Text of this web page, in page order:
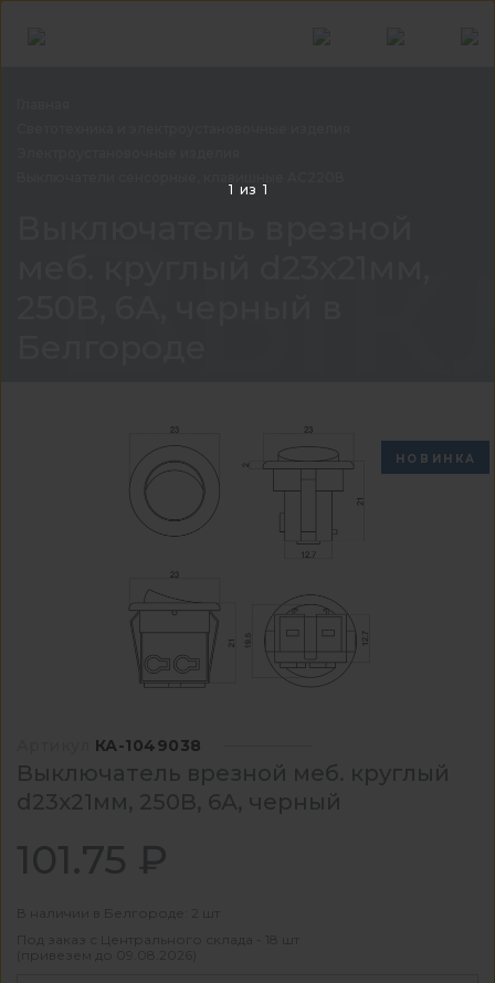
НОВИНКА
КА-1049038
Выключатель врезной меб. круглый
d23х21мм, 250В, 6А, черный
101.75 ₽
В наличии в Белгороде: 2 шт
Под заказ с Центрального склада - 18 шт
(привезем до 09.08.2026)
1 из 1